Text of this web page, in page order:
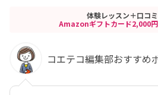
体験レッスン＋口コ
Amazonギフトカード2,000
コエテコ編集部おすすめ